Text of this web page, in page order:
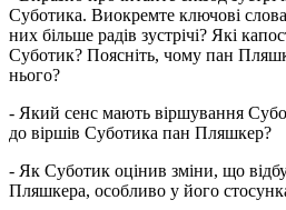
Суботика. Виокремте ключові
них більше радів зустрічі? Які
Суботик? Поясніть, чому пан
нього?
- Який сенс мають віршування
до віршів Суботика пан Пляшкер?
- Як Суботик оцінив зміни, що
Пляшкера, особливо у його